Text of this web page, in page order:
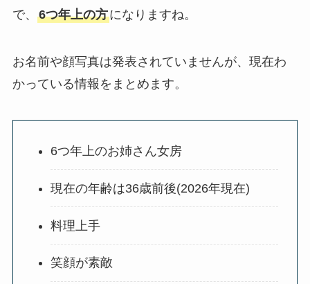
で、 6つ年上の方になりますね。
お名前や顔写真は発表されていませんが、現在わ
かっている情報をまとめます。
6つ年上のお姉さん女房
現在の年齢は36歳前後(2026年現在)
料理上手
笑顔が素敵